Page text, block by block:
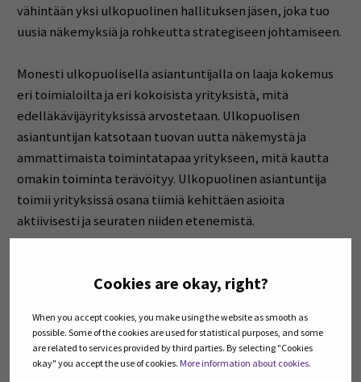
Cookies are okay, right?
When you accept cookies, you make using the website as smooth as
possible. Some of the cookies are used for statistical purposes, and some
are related to services provided by third parties. By selecting "Cookies
okay" you accept the use of cookies. More information about cookies.
vähintään yksi ulkopuolinen hallituksen jäsen, joka tuo
uusia näkemyksiä ja rohkeutta strategiseen johtamiseen.
Monesti ulkopuolisella asiantuntijalla on laaja kokemus
eri toimialoilta ja eri kokoisista yrityksistä, mitä
edelläkävijäyrityksissä arvostetaan. Ulkopuolisen
asiantuntijan katsotaan tuovan uutta näkemystä ja
ammattimaista toimintatapaa yritykseen, mitä kautta
omakin toiminta terävöityy. Ulkopuolinen asiantuntija
toimii yrityksissä osana tiimiä kehittäen asioita
aktiivisesti ja seuraten niiden etenemistä.
olennaisinta on luottamus ja henkilön sitoutuminen.
Ensivaikutelma on tärkeä.
Asiantuntijan palvelutarjonnassa pitää olla lihaa luiden